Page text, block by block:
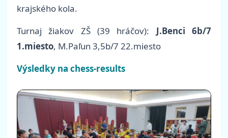
krajského kola.
Turnaj žiakov ZŠ (39 hráčov): J.Benci 6b/7
1.miesto, M.Paľun 3,5b/7 22.miesto
Výsledky na chess-results